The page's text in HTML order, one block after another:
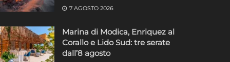
7 AGOSTO 2026
Marina di Modica, Enriquez al
Corallo e Lido Sud: tre serate
dall’8 agosto